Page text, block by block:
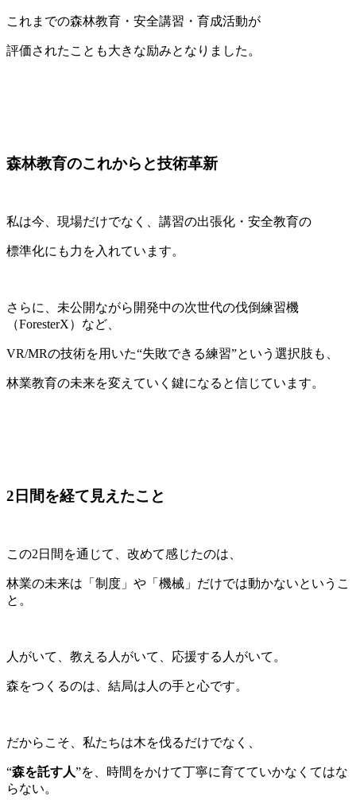
これまでの森林教育・安全講習・育成活動が
評価されたことも大きな励みとなりました。
森林教育のこれからと技術革新
私は今、現場だけでなく、講習の出張化・安全教育の
標準化にも力を入れています。
さらに、未公開ながら開発中の次世代の伐倒練習機
（ForesterX）など、
VR/MRの技術を用いた“失敗できる練習”という選択肢も、
林業教育の未来を変えていく鍵になると信じています。
2日間を経て見えたこと
この2日間を通じて、改めて感じたのは、
林業の未来は「制度」や「機械」だけでは動かないというこ
と。
人がいて、教える人がいて、応援する人がいて。
森をつくるのは、結局は人の手と心です。
だからこそ、私たちは木を伐るだけでなく、
“森を託す人”を、時間をかけて丁寧に育てていかなくてはな
らない。